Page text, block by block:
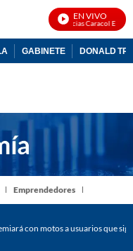
EN VIVO
Noticias Caracol En Vivo
GABINETE DONALD
Emprendedores
con motos a usuarios que